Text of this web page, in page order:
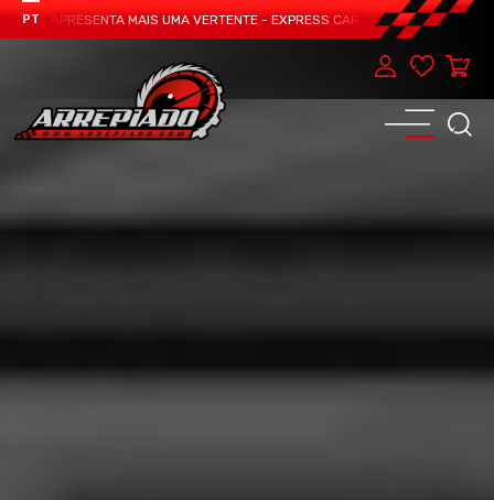
PT
APRESENTA MAIS UMA VERTENTE - EXPRESS CAR SERVICE, MANUTENÇÃO